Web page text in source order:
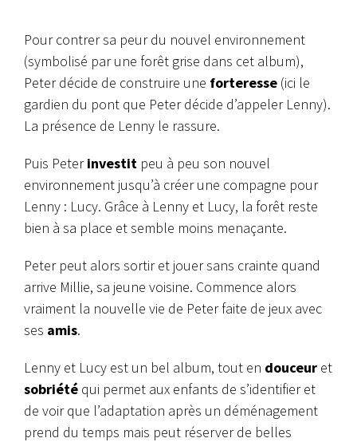
Pour contrer sa peur du nouvel environnement
(symbolisé par une forêt grise dans cet album),
Peter décide de construire une forteresse (ici le
gardien du pont que Peter décide d’appeler Lenny).
La présence de Lenny le rassure.
Puis Peterinvestit peu à peu son nouvel
environnement jusqu’à créer une compagne pour
Lenny : Lucy. Grâce à Lenny et Lucy, la forêt reste
bien à sa place et semble moins menaçante.
Peter peut alors sortir et jouer sans crainte quand
arrive Millie, sa jeune voisine. Commence alors
vraiment la nouvelle vie de Peter faite de jeux avec
ses amis.
Lenny et Lucy est un bel album, tout en douceur et
sobriété qui permet aux enfants de s’identifier et
de voir que l’adaptation après un déménagement
prend du temps mais peut réserver de belles